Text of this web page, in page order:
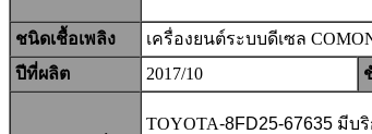
ชนิดเชื้อเพลิง
เครื่องยนต์ระบบดีเซล
ปีที่ผลิต
2017/10
TOYOTA-8FD25-67635 มีบริ